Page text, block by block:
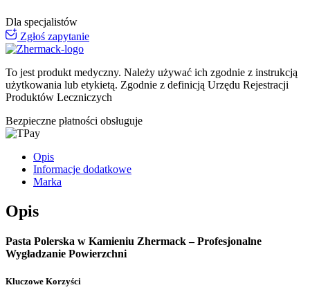
Dla specjalistów
Zgłoś zapytanie
To jest produkt medyczny. Należy używać ich zgodnie z instrukcją
użytkowania lub etykietą. Zgodnie z definicją Urzędu Rejestracji
Produktów Leczniczych
Bezpieczne płatności obsługuje
Opis
Informacje dodatkowe
Marka
Opis
Pasta Polerska w Kamieniu Zhermack – Profesjonalne
Wygładzanie Powierzchni
Kluczowe Korzyści